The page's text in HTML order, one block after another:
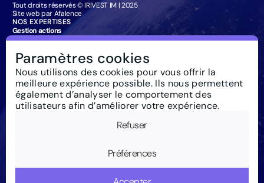
Tout droits réservés © IRIVEST IM | 2025
Site web par Afalence
NOS EXPERTISES
Gestion actions
Gestion obligataire
Particuliers : souscription
IRIVEST IM
À propos
Investissement responsable
Actualités
Règlementation
Nous contacter
Paramètres cookies
Nous utilisons des cookies pour vous offrir la
meilleure expérience possible. Ils nous permettent
également d’analyser le comportement des
utilisateurs afin d’améliorer votre expérience.
Refuser
Préférences